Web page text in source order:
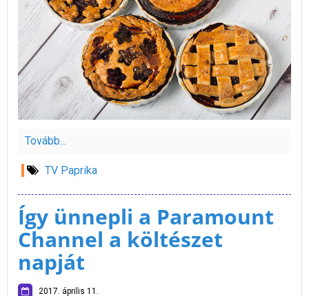
Tovább...
TV Paprika
Így ünnepli a Paramount
Channel a költészet
napját
2017. április 11.